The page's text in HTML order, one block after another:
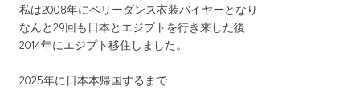
私は2008年にベリーダンス衣装バイヤーとなり
なんと29回も日本とエジプトを行き来した後
2014年にエジプト移住しました。
2025年に日本本帰国するまで